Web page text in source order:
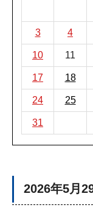
3 4
10 11
17 18
24 25
31
2026年5月